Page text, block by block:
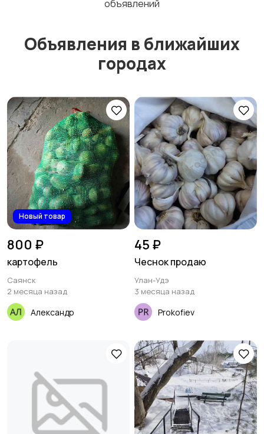
объявлений
Объявления в ближайших
городах
Новый товар
800 ₽
картофель
Саянск
2 месяца назад
Александр
45 ₽
Чеснок продаю
Улан-Удэ
3 месяца назад
Prokofiev